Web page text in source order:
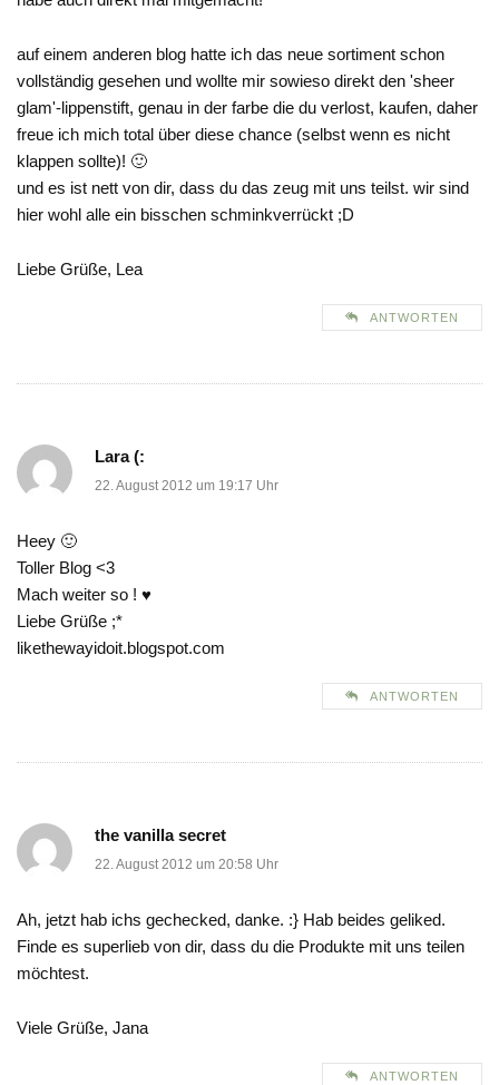
auf einem anderen blog hatte ich das neue sortiment schon
vollständig gesehen und wollte mir sowieso direkt den 'sheer
glam'-lippenstift, genau in der farbe die du verlost, kaufen, daher
freue ich mich total über diese chance (selbst wenn es nicht
klappen sollte)! 🙂
und es ist nett von dir, dass du das zeug mit uns teilst. wir sind
hier wohl alle ein bisschen schminkverrückt ;D
Liebe Grüße, Lea
ANTWORTEN
Lara (:
22. August 2012 um 19:17 Uhr
Heey 🙂
Toller Blog <3
Mach weiter so ! ♥
Liebe Grüße ;*
likethewayidoit.blogspot.com
ANTWORTEN
the vanilla secret
22. August 2012 um 20:58 Uhr
Ah, jetzt hab ichs gechecked, danke. :} Hab beides geliked.
Finde es superlieb von dir, dass du die Produkte mit uns teilen
möchtest.
Viele Grüße, Jana
ANTWORTEN